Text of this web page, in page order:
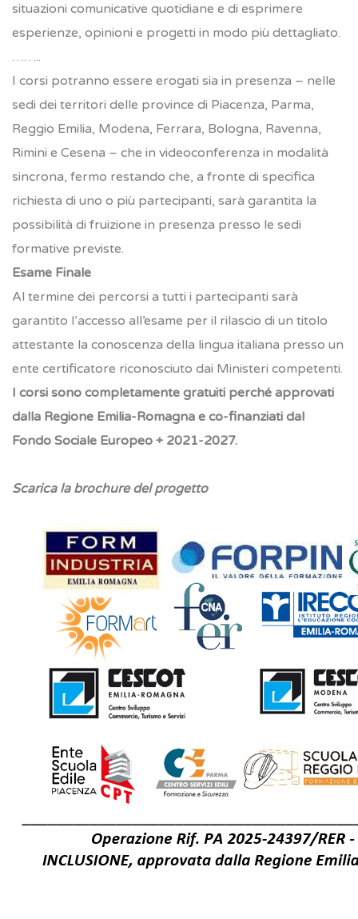
situazioni comunicative quotidiane e di esprimere
esperienze, opinioni e progetti in modo più dettagliato.
……..
I corsi potranno essere erogati sia in presenza – nelle
sedi dei territori delle province di Piacenza, Parma,
Reggio Emilia, Modena, Ferrara, Bologna, Ravenna,
Rimini e Cesena – che in videoconferenza in modalità
sincrona, fermo restando che, a fronte di specifica
richiesta di uno o più partecipanti, sarà garantita la
possibilità di fruizione in presenza presso le sedi
formative previste.
Esame Finale
Al termine dei percorsi a tutti i partecipanti sarà
garantito l’accesso all’esame per il rilascio di un titolo
attestante la conoscenza della lingua italiana presso un
ente certificatore riconosciuto dai Ministeri competenti.
I corsi sono completamente gratuiti perché approvati
dalla Regione Emilia-Romagna e co-finanziati dal
Fondo Sociale Europeo + 2021-2027.
Scarica la brochure del progetto